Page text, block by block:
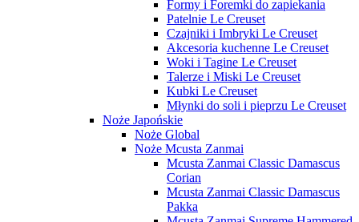
Formy i Foremki do zapiekania
Patelnie Le Creuset
Czajniki i Imbryki Le Creuset
Akcesoria kuchenne Le Creuset
Woki i Tagine Le Creuset
Talerze i Miski Le Creuset
Kubki Le Creuset
Młynki do soli i pieprzu Le Creuset
Noże Japońskie
Noże Global
Noże Mcusta Zanmai
Mcusta Zanmai Classic Damascus
Corian
Mcusta Zanmai Classic Damascus
Pakka